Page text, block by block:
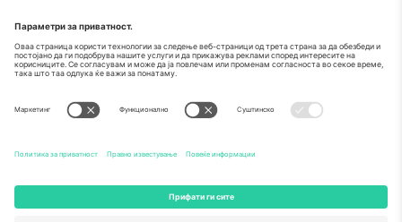
Mexico
Av Chapultepec 360, Roma
Norte, Cuauhtémoc, 06700
Ciudad de México, CDMX,
разликува во зависност од локацијата, настанот и/или доменот.
За детали, проверете ја конкретната страница на настанот.,